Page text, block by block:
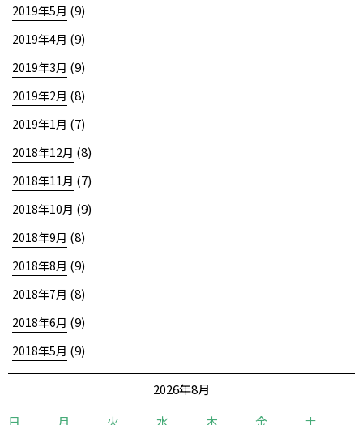
2019年5月 (9)
2019年4月 (9)
2019年3月 (9)
2019年2月 (8)
2019年1月 (7)
2018年12月 (8)
2018年11月 (7)
2018年10月 (9)
2018年9月 (8)
2018年8月 (9)
2018年7月 (8)
2018年6月 (9)
2018年5月 (9)
2026年8月